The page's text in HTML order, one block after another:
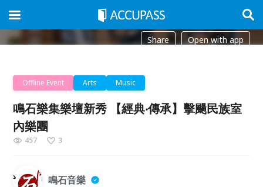
Share Open with app
Offline Event Arts Music
鳴石樂集樂壇新秀 【經典‧傳承】擊颺民族室
內樂團
457 3
鳴石音樂